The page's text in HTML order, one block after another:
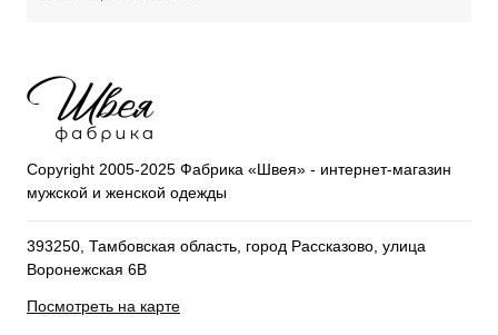
Copyright 2005-2025 Фабрика «Швея» - интернет-магазин
мужской и женской одежды
393250, Тамбовская область, город Рассказово, улица
Воронежская 6В
Посмотреть на карте